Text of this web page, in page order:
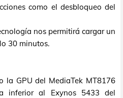
como el desbloqueo del
nos permitirá cargar un
30 minutos.
la GPU del MediaTek MT8176
inferior al Exynos 5433 del